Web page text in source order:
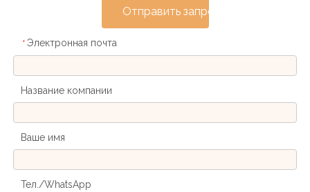
Отправить запрос
* Электронная почта
Название компании
Ваше имя
Тел./WhatsApp